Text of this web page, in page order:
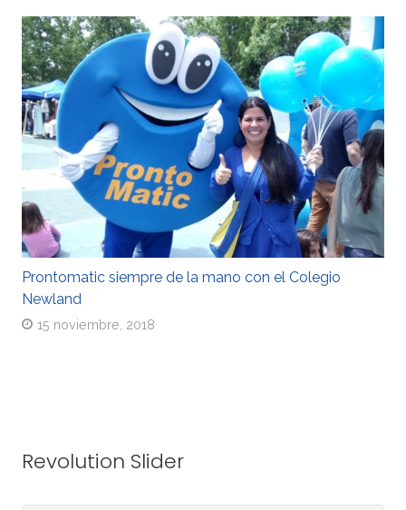
Prontomatic siempre de la mano con el Colegio
Newland
15 noviembre, 2018
Revolution Slider